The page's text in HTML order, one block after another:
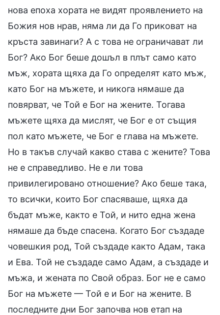
нова епоха хората не видят проявлението на
Божия нов нрав, няма ли да Го приковат на
кръста завинаги? А с това не ограничават ли
Бог? Ако Бог беше дошъл в плът само като
мъж, хората щяха да Го определят като мъж,
като Бог на мъжете, и никога нямаше да
повярват, че Той е Бог на жените. Тогава
мъжете щяха да мислят, че Бог е от същия
пол като мъжете, че Бог е глава на мъжете.
Но в такъв случай какво става с жените? Това
не е справедливо. Не е ли това
привилегировано отношение? Ако беше така,
то всички, които Бог спасяваше, щяха да
бъдат мъже, както е Той, и нито една жена
нямаше да бъде спасена. Когато Бог създаде
човешкия род, Той създаде както Адам, така
и Ева. Той не създаде само Адам, а създаде и
мъжа, и жената по Свой образ. Бог не е само
Бог на мъжете — Той е и Бог на жените. В
последните дни Бог започва нов етап на